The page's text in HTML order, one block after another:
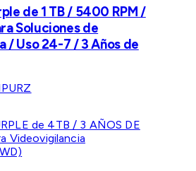
de 1 TB / 5400 RPM /
Soluciones de
/ Uso 24-7 / 3 Años de